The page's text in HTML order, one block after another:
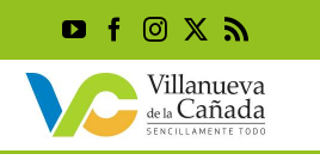
content
YouTubeFacebook
Instagram
X Rss